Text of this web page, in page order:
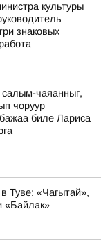
культуры
знаковых
чаяанныг,
чоруур
биле Лариса
Туве: «Чагытай»,
«Байлак»